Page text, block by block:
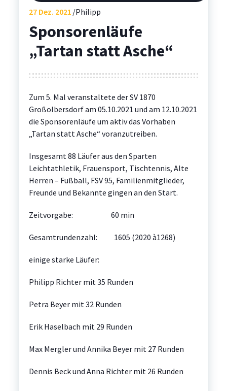
27Dez. 2021 Philipp
Sponsorenläufe
„Tartan statt Asche“
Zum 5. Mal veranstaltete der SV 1870
Großolbersdorf am 05.10.2021 und am 12.10.2021
die Sponsorenläufe um aktiv das Vorhaben
„Tartan statt Asche“ voranzutreiben.
Insgesamt 88 Läufer aus den Sparten
Leichtathletik, Frauensport, Tischtennis, Alte
Herren – Fußball, FSV 95, Familienmitglieder,
Freunde und Bekannte gingen an den Start.
Zeitvorgabe: 60 min
Gesamtrundenzahl: 1605 (2020 à1268)
einige starke Läufer:
Philipp Richter mit 35 Runden
Petra Beyer mit 32 Runden
Erik Haselbach mit 29 Runden
Max Mergler und Annika Beyer mit 27 Runden
Dennis Beck und Anna Richter mit 26 Runden